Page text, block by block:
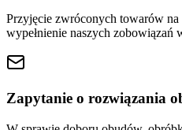
Przyjęcie zwróconych towarów
wypełnienie naszych
Zapytanie o rozwiązania